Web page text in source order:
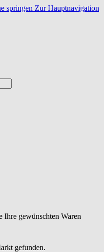
springen Zur Hauptnavigation
Ihre gewünschten Waren
gefunden.